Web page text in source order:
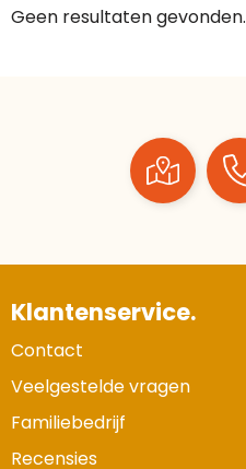
Geen resultaten gevonden.
Klantenservice.
Contact
Veelgestelde vragen
Familiebedrijf
Recensies